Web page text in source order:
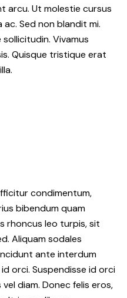
Ut molestie cursus
Sed non blandit mi.
Vivamus
Quisque tristique erat
condimentum,
bibendum quam
rhoncus leo turpis, sit
Aliquam sodales
ante interdum
orci. Suspendisse id orci
diam. Donec felis eros,